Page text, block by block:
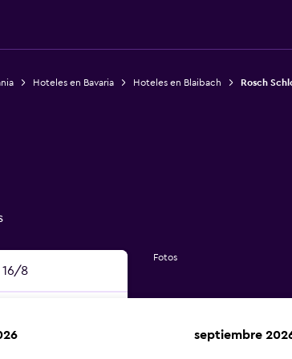
Hoteles en Bavaria Hoteles en Blaibach Rosch
8
Fotos
septiembre